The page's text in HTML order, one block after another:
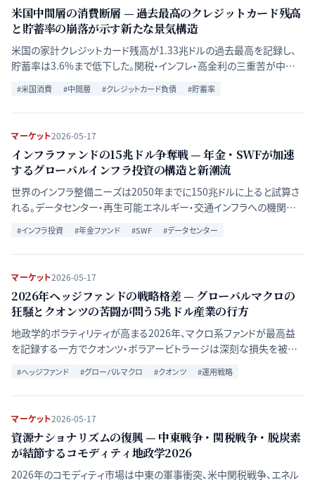
米国中間層の消費断層 — 過去最高のクレジットカード残高
と貯蓄率の崩落が示す新たな景気構造
米国の家計クレジットカード残高が1.33兆ドルの過去最高を記録し、
貯蓄率は3.6%まで低下した。関税・インフレ・高金利の三重苦が中間
層を直撃する構造を、連邦準備制度のデータで読み解く。
#米国消費 #中間層 #クレジットカード負債 #貯蓄率
マーケット2026-05-17
インフラファンドの15兆ドル争奪戦 — 年金・SWFが加速
するグローバルインフラ投資の構造と新潮流
世界のインフラ整備ニーズは2050年までに150兆ドルに上ると試算さ
れる。データセンター・再生可能エネルギー・交通インフラへの機関投
資家マネーが急拡大する背景と、リターン環境の変容を読み解く。
#インフラ投資 #年金ファンド #SWF #データセンター
マーケット2026-05-17
2026年ヘッジファンドの戦略格差 — グローバルマクロの
狂騒とクオンツの苦闘が問う5兆ドル産業の行方
地政学的ボラティリティが高まる2026年、マクロ系ファンドが最高益
を記録する一方でクオンツ・ボラアービトラージは深刻な損失を被っ
#ヘッジファンド #グローバルマクロ #クオンツ #運用戦略
マーケット2026-05-17
資源ナショナリズムの復興 — 中東戦争・関税戦争・脱炭素
が結節するコモディティ地政学2026
2026年のコモディティ市場は中東の軍事衝突、米中関税戦争、エネル